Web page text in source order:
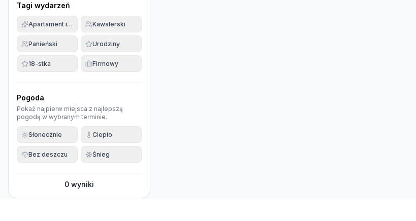
Tagi wydarzeń
Apartament imprezowyKawalerski
Panieński Urodziny
18-stka Firmowy
Pogoda
Pokaż najpierw miejsca z najlepszą
pogodą w wybranym terminie.
Słonecznie Ciepło
Bez deszczu Śnieg
0 wyniki